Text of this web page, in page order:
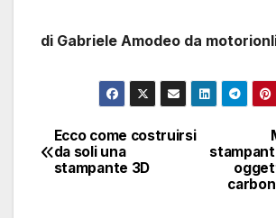
di Gabriele Amodeo da
Navigazione
articoli
Ecco come costruirsi
da soli una
stampante 3D